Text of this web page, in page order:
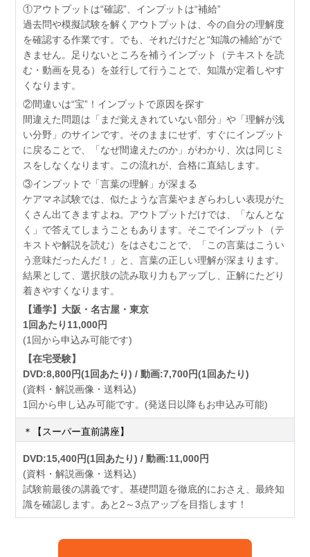
①アウトプットは“確認”、インプットは“補給”
過去問や模擬試験を解くアウトプットは、今の自分の理解度
を確認する作業です。でも、それだけだと“知識の補給”がで
きません。足りないところを補うインプット（テキストを読
む・動画を見る）を並行して行うことで、知識が定着しやす
くなります。
②間違いは“宝”！インプットで原因を探す
間違えた問題は「まだ覚えきれていない部分」や「理解が浅
い分野」のサインです。そのままにせず、すぐにインプット
に戻ることで、「なぜ間違えたのか」がわかり、次は同じミ
スをしなくなります。この流れが、合格に直結します。
③インプットで「言葉の理解」が深まる
ケアマネ試験では、似たような言葉やまぎらわしい表現がた
くさん出てきますよね。アウトプットだけでは、「なんとな
く」で答えてしまうこともあります。そこでインプット（テ
キストや解説を読む）をはさむことで、「この言葉はこうい
う意味だったんだ！」と、言葉の正しい理解が深まります。
結果として、選択肢の読み取り力もアップし、正解にたどり
着きやすくなります。
【通学】大阪・名古屋・東京
1回あたり11,000円
(1回から申込み可能です)
【在宅受験】
DVD:8,800円(1回あたり) / 動画:7,700円(1回あたり)
(資料・解説画像・送料込)
1回から申し込み可能です。(発送日以降もお申込み可能)
＊【スーパー直前講座】
DVD:15,400円(1回あたり) / 動画:11,000円
(資料・解説画像・送料込)
試験前最後の講義です。基礎問題を徹底的におさえ、最終知
識を確認します。あと2～3点アップを目指します！